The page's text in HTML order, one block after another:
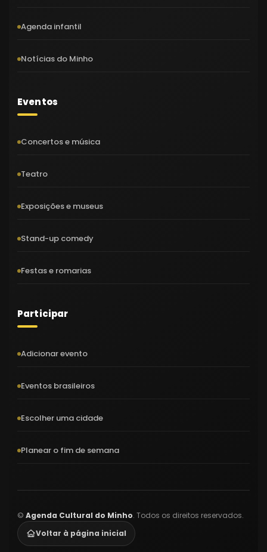
Agenda infantil
Notícias do Minho
Eventos
Concertos e música
Teatro
Exposições e museus
Stand-up comedy
Festas e romarias
Participar
Adicionar evento
Eventos brasileiros
Escolher uma cidade
Planear o fim de semana
© Agenda Cultural do Minho. Todos os direitos reservados.
Voltar à página inicial